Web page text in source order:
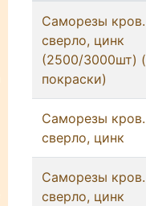
Саморезы
сверло, цинк
(2500/3000шт)
покраски)
Саморезы
сверло, цинк
Саморезы
сверло, цинк